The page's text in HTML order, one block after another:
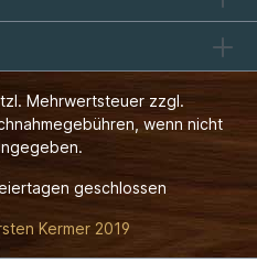
Mehrwertsteuer zzgl.
wenn nicht
geschlossen
Kermer 2019